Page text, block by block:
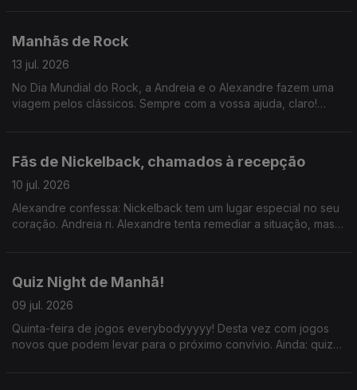
Manhãs de Rock
13 jul. 2026
No Dia Mundial do Rock, a Andreia e o Alexandre fazem uma
viagem pelos clássicos. Sempre com a vossa ajuda, claro!
Fãs de Nickelback, chamados à recepção
10 jul. 2026
Alexandre confessa: Nickelback tem um lugar especial no seu
coração. Andreia ri. Alexandre tenta remediar a situação, mas
Quiz Night de Manhã!
09 jul. 2026
Quinta-feira de jogos everybodyyyyy! Desta vez com jogos
novos que podem levar para o próximo convívio. Ainda: quiz